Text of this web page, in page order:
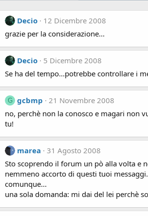
Decio
12 Dicembre 2008
grazie per la considerazione...
Decio
5 Dicembre 2008
Se ha del tempo...potrebbe controllare i
G gcbmp
21 Novembre 2008
no, perchè non la conosco e magari non
tu!
marea
31 Agosto 2008
Sto scoprendo il forum un pò alla volta e
nemmeno accorto di questi tuoi
comunque...
una sola domanda: mi dai del lei perchè